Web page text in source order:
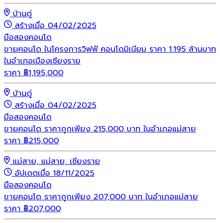
บ้านดู่
สร้างเมื่อ 04/02/2025
มือสองคอนโด
ขายคอนโด ในโครงการวิฟฟ์ คอนโดมิเนียม ราคา 1.195 ล้านบาท
ในอำเภอเมืองเชียงราย
ราคา ฿1,195,000
บ้านดู่
สร้างเมื่อ 04/02/2025
มือสองคอนโด
ขายคอนโด ราคาถูกเพียง 215,000 บาท ในอำเภอแม่สาย
ราคา ฿215,000
แม่สาย, แม่สาย, เชียงราย
อัปเดตเมื่อ 18/11/2025
มือสองคอนโด
ขายคอนโด ราคาถูกเพียง 207,000 บาท ในอำเภอแม่สาย
ราคา ฿207,000